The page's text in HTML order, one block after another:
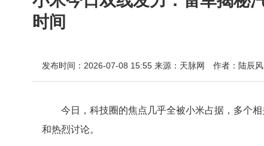
时间
发布时间：2026-07-08 15:55 来源：天脉网 作者：陆辰风
今日，科技圈的焦点几乎全被小米占据，多个
和热烈讨论。